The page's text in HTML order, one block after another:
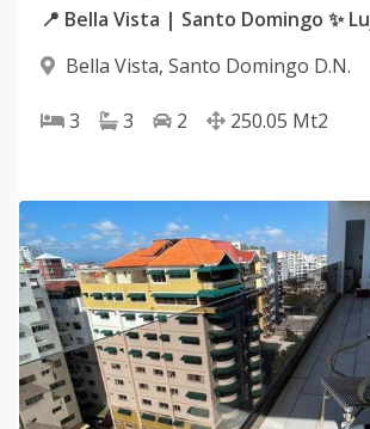
Bella Vista, Santo Domingo D.N.
3 3 2 250.05 Mt2